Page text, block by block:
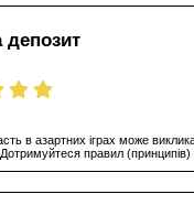
депозит
в азартних іграх може
Дотримуйтеся правил (принципів)